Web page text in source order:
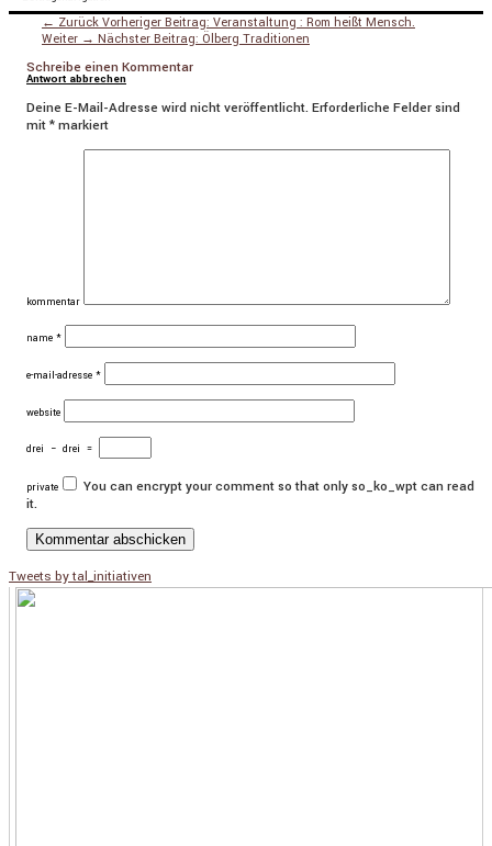
← Zurück Vorheriger Beitrag: Veranstaltung : Rom heißt Mensch.
Weiter → Nächster Beitrag: Ölberg Traditionen
Schreibe einen Kommentar
Antwort abbrechen
Deine E-Mail-Adresse wird nicht veröffentlicht. Erforderliche Felder sind
mit*markiert
kommentar
name *
e-mail-adresse *
website
drei − drei =
private
You can encrypt your comment so that only so_ko_wpt can read
it.
Tweets by tal_initiativen